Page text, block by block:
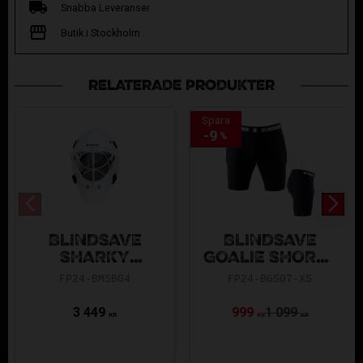
Snabba Leveranser
Butik i Stockholm
RELATERADE PRODUKTER
BLINDSAVE
SHARKY
3 449 KR
BLINDSAVE
GOALIE SHORTS
999 KR1 099 KR
Spara
9 %